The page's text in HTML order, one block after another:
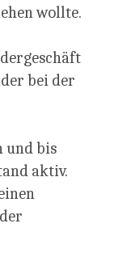
wollte.
bei der
und bis
aktiv.